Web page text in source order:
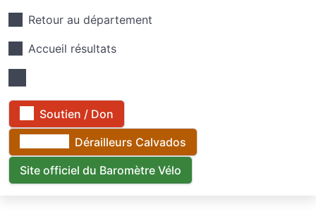
Retour au département
Accueil résultats
Soutien / Don
Dérailleurs Calvados
Site officiel du Baromètre Vélo